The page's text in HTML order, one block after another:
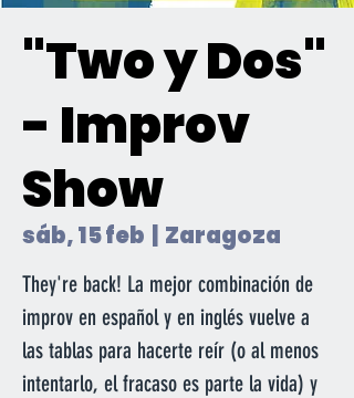
"Two y Dos"
- Improv
Show
sáb, 15 feb Zaragoza
They're back! La mejor combinación de
improv en español y en inglés vuelve a
las tablas para hacerte reír (o al menos
intentarlo, el fracaso es parte la vida) y